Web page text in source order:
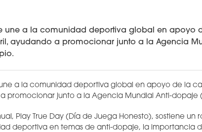
une a la comunidad deportiva global en apoyo
ayudando a promocionar junto a la Agencia
a la comunidad deportiva global en apoyo de la
promocionar junto a la Agencia Mundial Anti-dopaje
Play True Day (Día de Juega Honesto), sostiene
deportiva en temas de anti-dopaje, la importancia